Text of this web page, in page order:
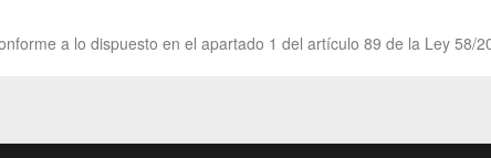
a lo dispuesto en el apartado 1 del artículo 89 de la Ley 58/